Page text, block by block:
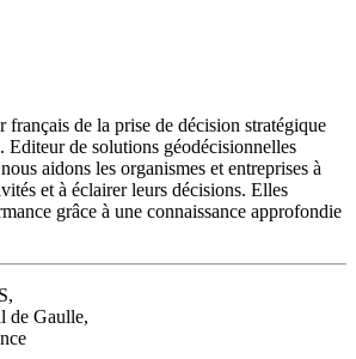
français de la prise de décision stratégique
Editeur de solutions géodécisionnelles
aidons les organismes et entreprises à
et à éclairer leurs décisions. Elles
grâce à une connaissance approfondie
de Gaulle,